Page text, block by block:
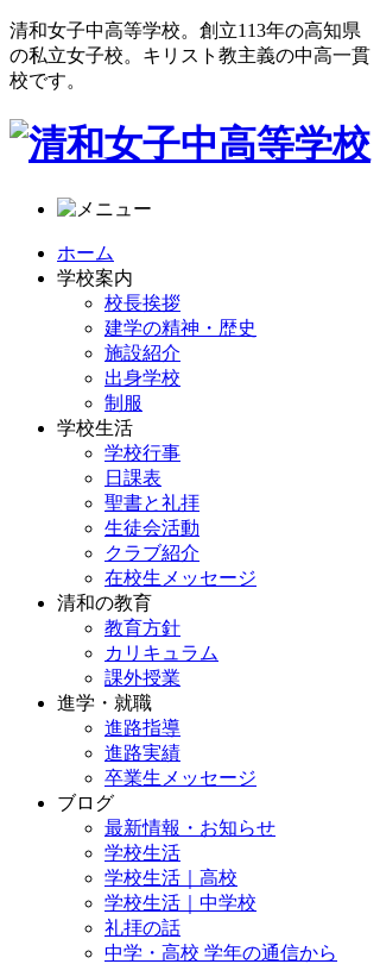
清和女子中高等学校。創立113年の高知県
の私立女子校。キリスト教主義の中高一貫
校です。
ホーム
学校案内
校長挨拶
建学の精神・歴史
施設紹介
出身学校
制服
学校生活
学校行事
日課表
聖書と礼拝
生徒会活動
クラブ紹介
在校生メッセージ
清和の教育
教育方針
カリキュラム
課外授業
進学・就職
進路指導
進路実績
卒業生メッセージ
ブログ
最新情報・お知らせ
学校生活
学校生活｜高校
学校生活｜中学校
礼拝の話
中学・高校 学年の通信から